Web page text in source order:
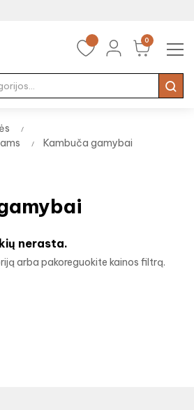
0
☰
Kambuča gamybai
nerasta.
arba pakoreguokite kainos filtrą.